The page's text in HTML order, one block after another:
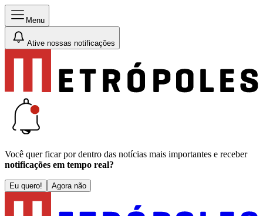
Menu
Ative nossas notificações
Você quer ficar por dentro das notícias mais importantes e receber
notificações em tempo real?
Eu quero! Agora não